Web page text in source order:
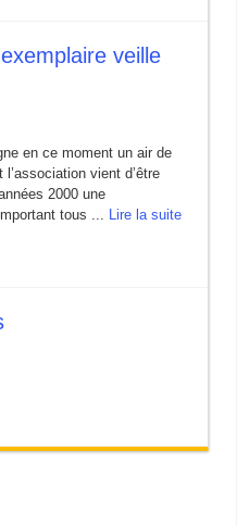
veille
en ce moment un air de
vient d’être
2000 une
tous ... Lire la suite